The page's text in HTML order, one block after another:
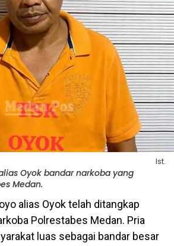
Ist.
Oyok bandar narkoba yang
Medan.
alias Oyok telah ditangkap
Polrestabes Medan. Pria
luas sebagai bandar besar